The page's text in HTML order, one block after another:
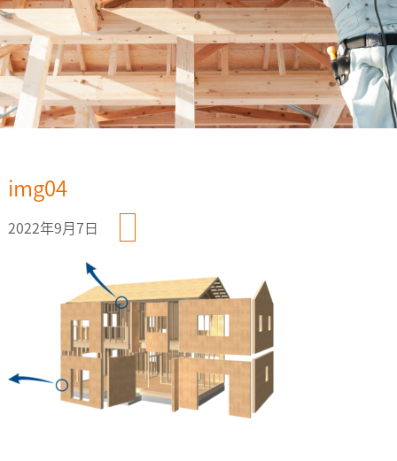
img04
2022年9月7日